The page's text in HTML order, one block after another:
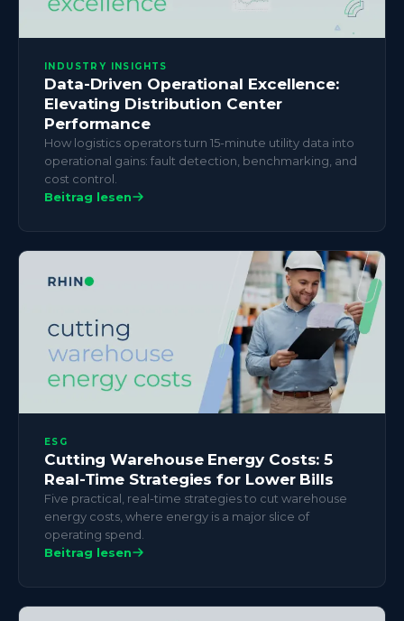
INDUSTRY INSIGHTS
Data-Driven Operational Excellence:
Elevating Distribution Center
Performance
How logistics operators turn 15-minute utility data into
operational gains: fault detection, benchmarking, and
cost control.
Beitrag lesen
ESG
Cutting Warehouse Energy Costs: 5
Real-Time Strategies for Lower Bills
Five practical, real-time strategies to cut warehouse
energy costs, where energy is a major slice of
operating spend.
Beitrag lesen